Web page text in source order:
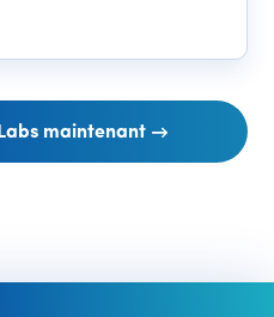
maintenant